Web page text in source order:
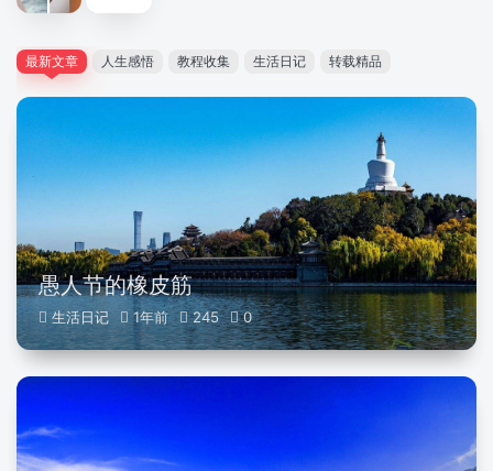
最新文章 人生感悟 教程收集 生活日记 转载精品
愚人节的橡皮筋
生活日记 1年前 245 0